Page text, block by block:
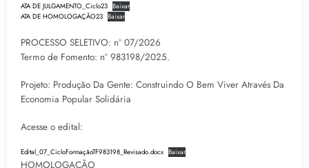
ATA DE JULGAMENTO_Ciclo23 Baixar
ATA DE HOMOLOGAÇÃO23 Baixar
PROCESSO SELETIVO: nº 07/2026
Termo de Fomento: nº 983198/2025.
Projeto: Produção Da Gente: Construindo O Bem Viver Através Da
Economia Popular Solidária
Acesse o edital:
Edital_07_CicloFormaçãoTF983198_Revisado.docx Baixar
HOMOLOGAÇÃO